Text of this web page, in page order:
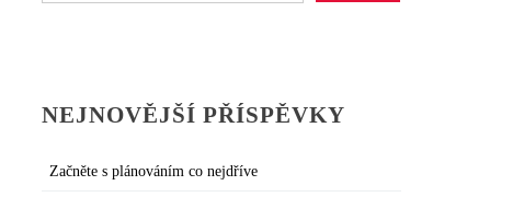
NEJNOVĚJŠÍ PŘÍSPĚVKY
Začněte s plánováním co nejdříve